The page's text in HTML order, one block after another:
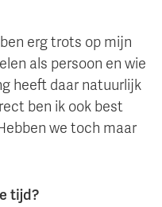
erg trots op mijn
als persoon en wie
heeft daar natuurlijk
ben ik ook best
we toch maar
tijd?